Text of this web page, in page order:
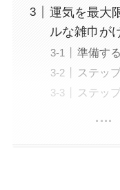
運気を最大
ルな雑巾が
準備す
ステッ
ステッ